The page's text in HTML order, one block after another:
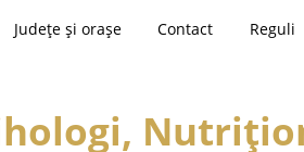
Județe și orașe Contact Reguli